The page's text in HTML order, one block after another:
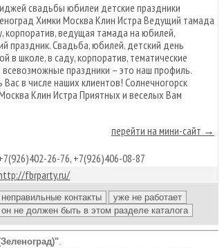
свадьбы юбилеи детские праздники
Химки Москва Клин Истра Ведущий тамада
корпоратив, ведущая тамада на юбилей,
праздник. Свадьба, юбилей, детский день
в школе, в саду, корпоратив, тематические
всевозможные праздники – это наш профиль.
в числе наших клиентов! Солнечногорск
Клин Истра Приятных и веселых Вам
перейти на мини-сайт →
26-76, +7(926)406-08-87
fbrparty.ru/
.